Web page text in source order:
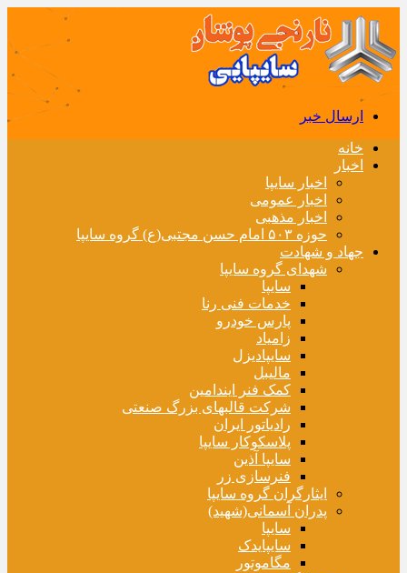
ارسال خبر
خانه
اخبار
اخبار سایپا
اخبار عمومی
اخبار مذهبی
حوزه ۵۰۳ امام حسن مجتبی(ع) گروه سایپا
جهاد و شهادت
شهدای گروه سایپا
سایپا
خدمات فنی رنا
پارس خودرو
زامیاد
سایپادیزل
مالیبل
کمک فنر ایندامین
شرکت قالبهای بزرگ صنعتی
رادیاتور ایران
پلاسکوکار سایپا
سایپا آذین
فنرسازی زر
ایثارگران گروه سایپا
پدران آسمانی(شهید)
سایپا
سایپایدک
مگاموتور